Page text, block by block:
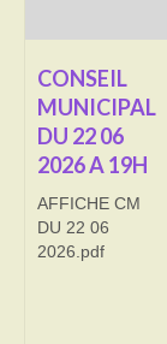
Cimetière
Culte
LE
DECHETS
CONSEIL
MUNICIPAL
DU 22 06
2026 A 19H
AFFICHE CM
DU 22 06
2026.pdf